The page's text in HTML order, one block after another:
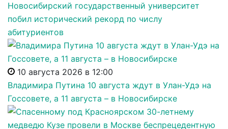
Новосибирский государственный университет
побил исторический рекорд по числу
абитуриентов
10 августа 2026 в 12:00
Владимира Путина 10 августа ждут в Улан-Удэ на
Госсовете, а 11 августа – в Новосибирске